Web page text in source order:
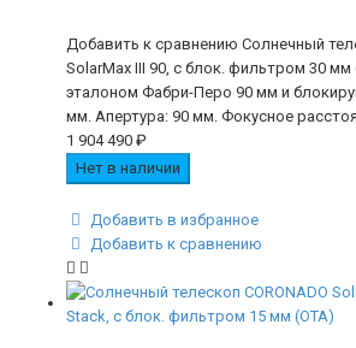
Добавить к сравнению Солнечный
SolarMax III 90, с блок. фильтром 30
эталоном Фабри-Перо 90 мм и
мм. Апертура: 90 мм. Фокусное
1 904 490 ₽
Нет в наличии
Добавить в избранное
Добавить к сравнению